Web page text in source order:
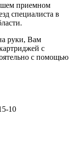
приемном
специалиста в
руки, Вам
с
с помощью
10